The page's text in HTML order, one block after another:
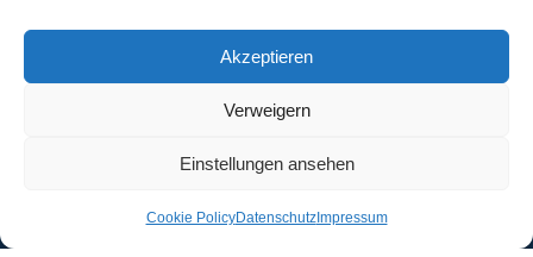
Akzeptieren
Verweigern
Einstellungen ansehen
Cookie PolicyDatenschutzImpressum
Logoservice
© 2026 Trebes + Henning GmbH & Co. KG. Alle Rechte vorbehalten.
Umsetzung:JCR Technologies